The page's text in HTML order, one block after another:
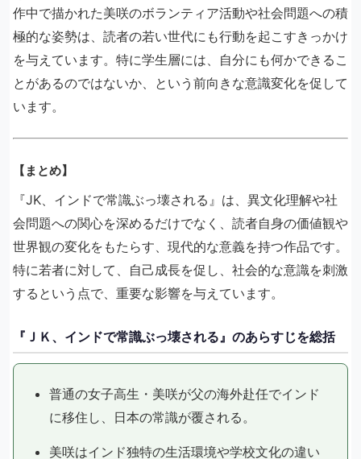
作中で描かれた美咲のボランティア活動や社会問題への積
極的な姿勢は、読者の若い世代にも行動を起こすきっかけ
を与えています。特に学生層には、自分にも何かできるこ
とがあるのではないか、という前向きな意識変化を促して
います。
【まとめ】
『JK、インドで常識ぶっ壊される』は、異文化理解や社
会問題への関心を深めるだけでなく、読者自身の価値観や
世界観の変化をもたらす、現代的な意義を持つ作品です。
特に若者に対して、自己成長を促し、社会的な意識を刺激
するという点で、重要な影響を与えています。
『ＪＫ、インドで常識ぶっ壊される』のあらすじを総括
普通の女子高生・美咲が父の海外赴任でインド
に移住し、日本の常識が覆される。
美咲はインド独特の生活環境や学校文化の違い